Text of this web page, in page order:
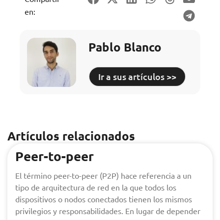
en:
Pablo Blanco
Ir a sus artículos >>
Artículos relacionados
Peer-to-peer
El término peer-to-peer (P2P) hace referencia a un
tipo de arquitectura de red en la que todos los
dispositivos o nodos conectados tienen los mismos
privilegios y responsabilidades. En lugar de depender